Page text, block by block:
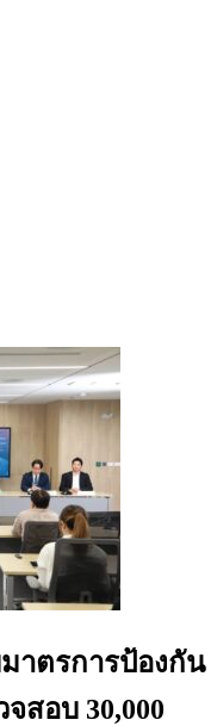
าตรการป้องกัน
สอบ 30,000